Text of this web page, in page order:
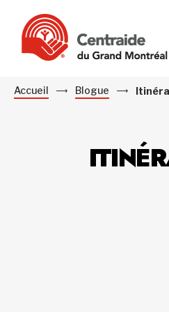
Accueil Blogue